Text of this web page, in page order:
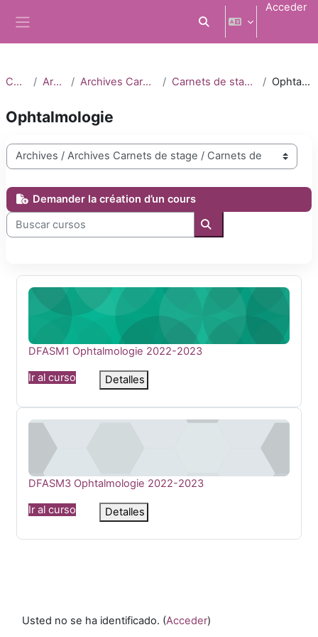
Selector de búsqueda
Acceder
Cursos Archives Archives Carnets de stage Carnets de stage 2022-2023 Ophtalmologie
Ophtalmologie
Categorías
Demander la création d’un cours
Buscar cursos
Buscar cursos
DFASM1 Ophtalmologie 2022-2023
Nombre del curso
DFASM1 Ophtalmologie 2022-2023
Ir al curso Detalles
DFASM3 Ophtalmologie 2022-2023
Nombre del curso
DFASM3 Ophtalmologie 2022-2023
Ir al curso Detalles
Usted no se ha identificado. (Acceder)